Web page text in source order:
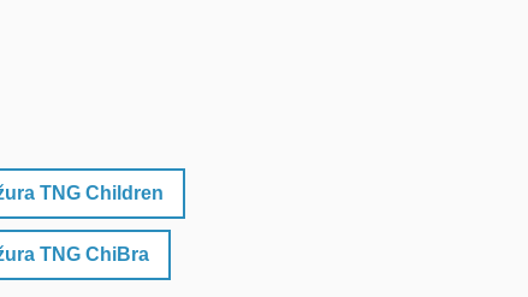
TNG Children
TNG ChiBra